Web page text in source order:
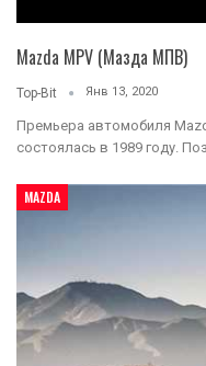
Mazda MPV (Мазда МПВ)
Top-Bit Янв 13, 2020
Премьера автомобиля
состоялась в 1989 году.
MAZDA